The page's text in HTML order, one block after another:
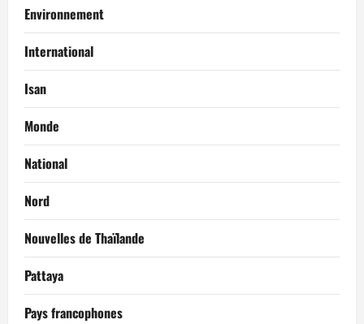
Environnement
International
Isan
Monde
National
Nord
Nouvelles de Thaïlande
Pattaya
Pays francophones